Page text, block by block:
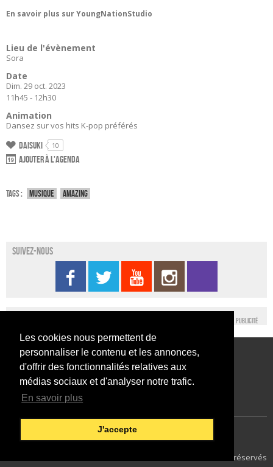
Les cookies nous permettent de
personnaliser le contenu et les annonces,
d'offrir des fonctionnalités relatives aux
médias sociaux et d'analyser notre trafic.
En savoir plus
J'accepte
En savoir plus sur YoungNationStudio
Lieu de l'évènement
Sora
Date
Dim. 29 oct. 2023
11h45 - 12h30
Animation
Dansez sur vos hits K-pop préférés
Daisuki 10
Ajouter à l'agenda
Tags : Musique Amazing
Suivez-nous
Publicité
Conditions générales d’utilisation
Nous contacter
Conditions générales de vente
Mentions légales
© 2014 SEFA EVENT - Tous droits réservés